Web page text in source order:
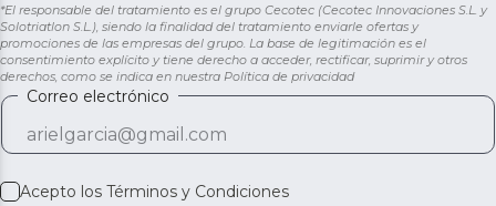
*El responsable del tratamiento es el grupo Cecotec (Cecotec Innovaciones S.L. y
Solotriatlon S.L.), siendo la finalidad del tratamiento enviarle ofertas y
promociones de las empresas del grupo. La base de legitimación es el
consentimiento explícito y tiene derecho a acceder, rectificar, suprimir y otros
derechos, como se indica en nuestra Política de privacidad
Correo electrónico
Acepto los Términos y Condiciones